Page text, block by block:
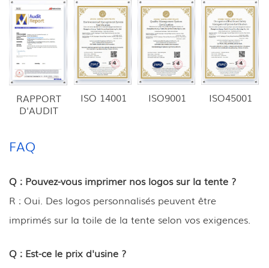
RAPPORT
D'AUDIT
ISO 14001 ISO9001 ISO45001
FAQ
Q : Pouvez-vous imprimer nos logos sur la tente ?
R : Oui. Des logos personnalisés peuvent être
imprimés sur la toile de la tente selon vos exigences.
Q : Est-ce le prix d'usine ?